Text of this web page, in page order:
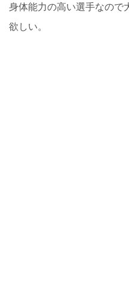
身体能力の高い選手なので
欲しい。